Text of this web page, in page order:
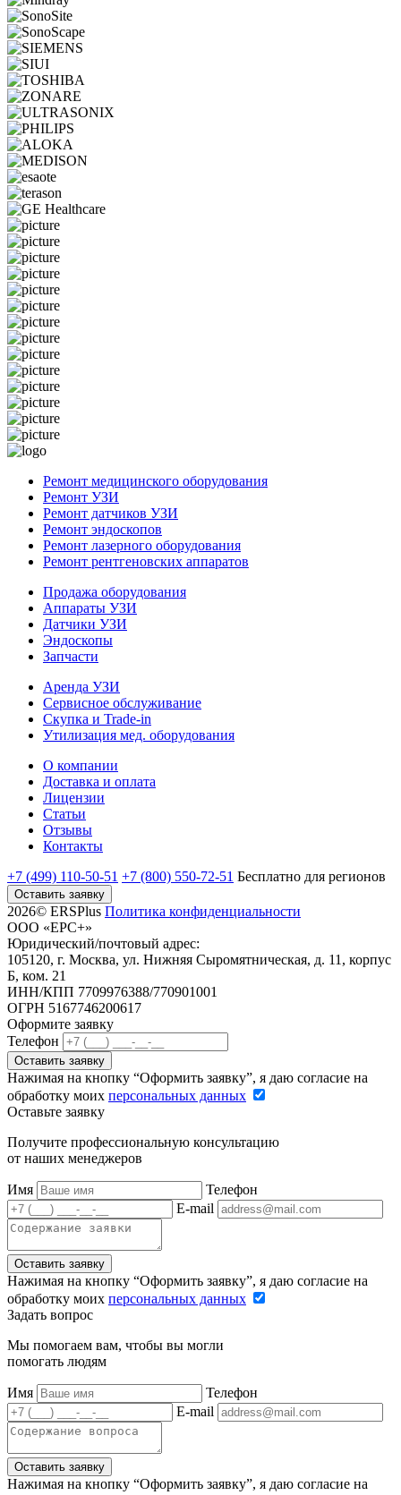
Ремонт медицинского оборудования
Ремонт УЗИ
Ремонт датчиков УЗИ
Ремонт эндоскопов
Ремонт лазерного оборудования
Ремонт рентгеновских аппаратов
Продажа оборудования
Аппараты УЗИ
Датчики УЗИ
Эндоскопы
Запчасти
Аренда УЗИ
Сервисное обслуживание
Скупка и Trade-in
Утилизация мед. оборудования
О компании
Доставка и оплата
Лицензии
Статьи
Отзывы
Контакты
+7 (499) 110-50-51 +7 (800) 550-72-51 Бесплатно для регионов
Оставить заявку
2026© ERSPlus Политика конфиденциальности
ООО «ЕРС+»
Юридический/почтовый адрес:
105120, г. Москва, ул. Нижняя Сыромятническая, д. 11, корпус
Б, ком. 21
ИНН/КПП 7709976388/770901001
ОГРН 5167746200617
Оформите заявку
Телефон
Оставить заявку
Нажимая на кнопку “Оформить заявку”, я даю согласие на
обработку моих персональных данных
Оставьте заявку
Получите профессиональную консультацию
от наших менеджеров
Имя
Телефон
E-mail
Оставить заявку
Нажимая на кнопку “Оформить заявку”, я даю согласие на
обработку моих персональных данных
Задать вопрос
Мы помогаем вам, чтобы вы могли
помогать людям
Имя
Телефон
E-mail
Оставить заявку
Нажимая на кнопку “Оформить заявку”, я даю согласие на